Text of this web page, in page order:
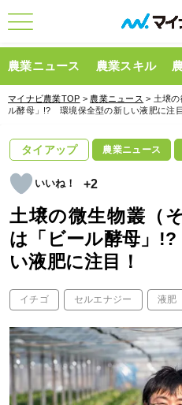
農業ニュース 農業スキル
マイナビ農業TOP > 農業ニュース > 土壌の
ル酵母」!? 環境保全型の新しい液肥に注目
タイアップ 農業ニュース
+2
土壌の微生物叢（
は「ビール酵母」
い液肥に注目！
イチゴ セルエナジー 液肥